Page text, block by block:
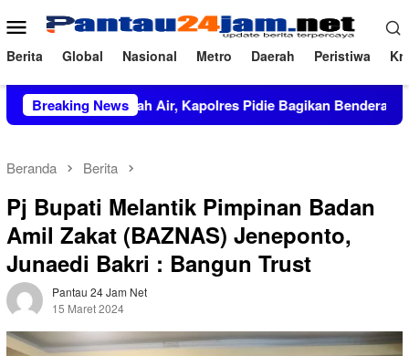
ke
konten
Menu
Mobile
Berita Global Nasional Metro Daerah Peristiwa
Breaking News
Tanah Air, Kapolres Pidie Bagikan Bendera Merah Putih
Beranda Berita
Pj Bupati Melantik Pimpinan Badan
Amil Zakat (BAZNAS) Jeneponto,
Junaedi Bakri : Bangun Trust
Pantau 24 Jam Net
15 Maret 2024